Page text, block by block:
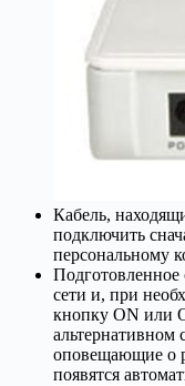
Кабель,
подключить
персональному
Подготовленное
сети и, при
кнопку ON или
альтернативном
оповещающие о
появятся